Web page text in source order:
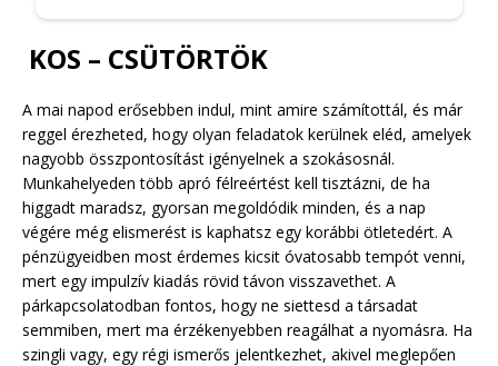
KOS – CSÜTÖRTÖK
A mai napod erősebben indul, mint amire számítottál, és már
reggel érezheted, hogy olyan feladatok kerülnek eléd, amelyek
nagyobb összpontosítást igényelnek a szokásosnál.
Munkahelyeden több apró félreértést kell tisztázni, de ha
higgadt maradsz, gyorsan megoldódik minden, és a nap
végére még elismerést is kaphatsz egy korábbi ötletedért. A
pénzügyeidben most érdemes kicsit óvatosabb tempót venni,
mert egy impulzív kiadás rövid távon visszavethet. A
párkapcsolatodban fontos, hogy ne siettesd a társadat
semmiben, mert ma érzékenyebben reagálhat a nyomásra. Ha
szingli vagy, egy régi ismerős jelentkezhet, akivel meglepően